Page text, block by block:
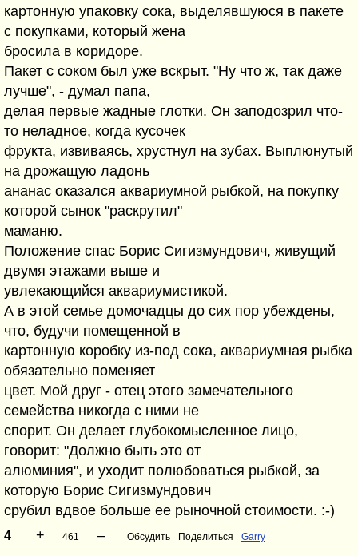
картонную упаковку сока, выделявшуюся в пакете
с покупками, который жена
бросила в коридоре.
Пакет с соком был уже вскрыт. "Ну что ж, так даже
лучше", - думал папа,
делая первые жадные глотки. Он заподозрил что-
то неладное, когда кусочек
фрукта, извиваясь, хрустнул на зубах. Выплюнутый
на дрожащую ладонь
ананас оказался аквариумной рыбкой, на покупку
которой сынок "раскрутил"
маманю.
Положение спас Борис Сигизмундович, живущий
двумя этажами выше и
увлекающийся аквариумистикой.
А в этой семье домочадцы до сих пор убеждены,
что, будучи помещенной в
картонную коробку из-под сока, аквариумная рыбка
обязательно поменяет
цвет. Мой друг - отец этого замечательного
семейства никогда с ними не
спорит. Он делает глубокомысленное лицо,
говорит: "Должно быть это от
алюминия", и уходит полюбоваться рыбкой, за
которую Борис Сигизмундович
срубил вдвое больше ее рыночной стоимости. :-)
4 + 461 – Обсудить Поделиться Garry